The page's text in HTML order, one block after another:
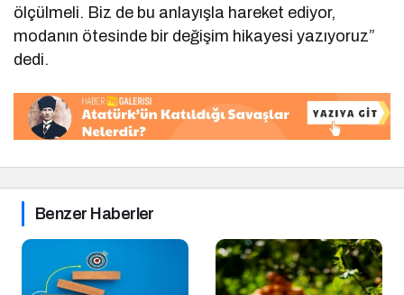
ölçülmeli. Biz de bu anlayışla hareket ediyor,
modanın ötesinde bir değişim hikayesi yazıyoruz”
dedi.
Benzer Haberler